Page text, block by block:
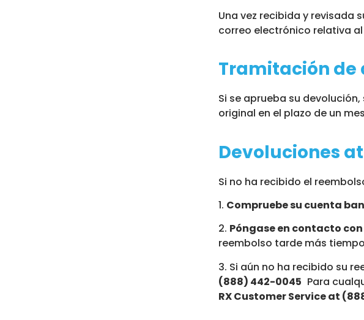
Una vez recibida y revisada
correo electrónico relativa al
Tramitación de
Si se aprueba su
original en el plazo de un
Devoluciones
Si no ha recibido el
1. Compruebe su cuenta
2. Póngase en contacto
reembolso tarde más
3. Si aún no ha recibido su
(888) 442-0045 Para
RX Customer Service at